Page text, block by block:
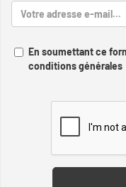
En soumettant ce
conditions générales